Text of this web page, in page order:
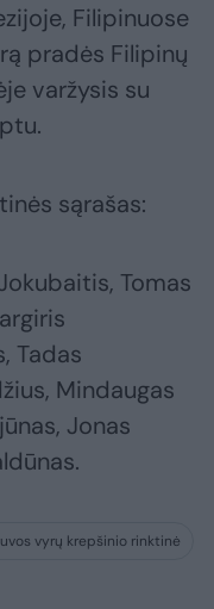
Filipinuose
pradės Filipinų
varžysis su
sąrašas:
Tomas
Tadas
Mindaugas
Jonas
vyrų krepšinio rinktinė